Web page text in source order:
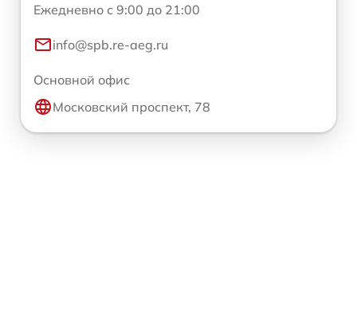
Ежедневно с 9:00 до 21:00
info@spb.re-aeg.ru
Основной офис
Московский проспект, 78